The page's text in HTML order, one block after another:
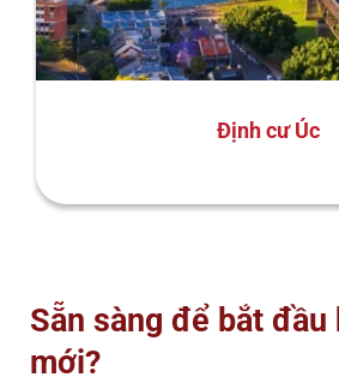
Định cư Úc
Sẵn sàng để bắt đầu
mới?